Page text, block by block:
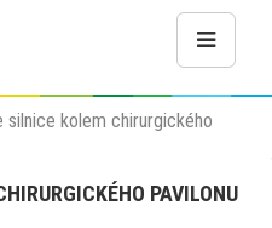
silnice kolem chirurgického
PAVILONU